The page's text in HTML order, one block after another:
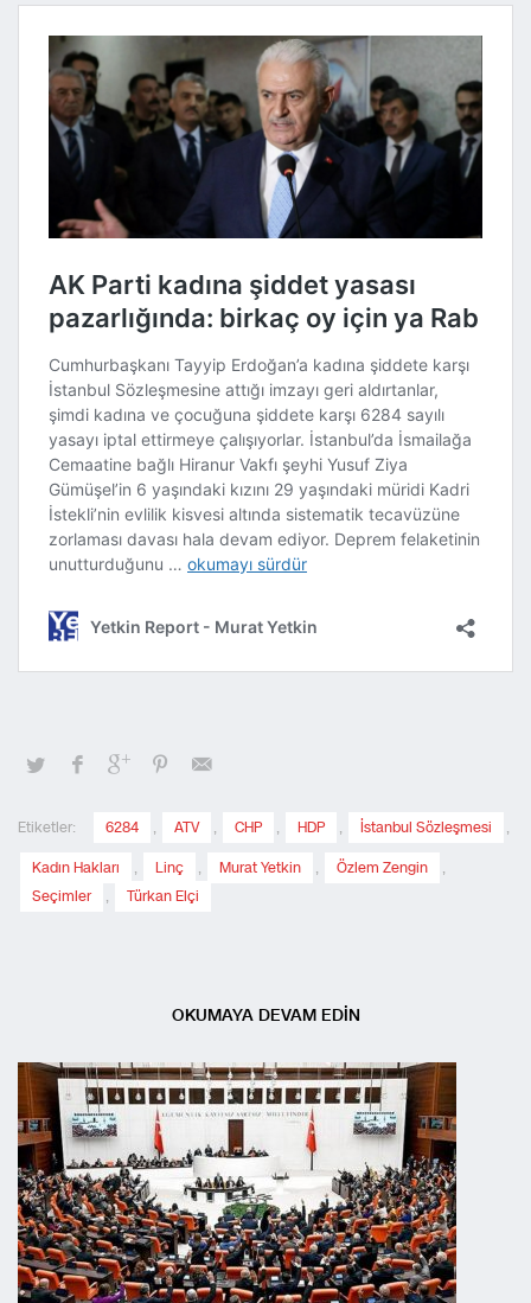
Etiketler: 6284 , ATV , CHP , HDP , İstanbul Sözleşmesi ,
Kadın Hakları , Linç , Murat Yetkin , Özlem Zengin
,
Seçimler
, Türkan Elçi
OKUMAYA DEVAM EDİN